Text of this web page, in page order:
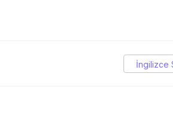
İngilizce